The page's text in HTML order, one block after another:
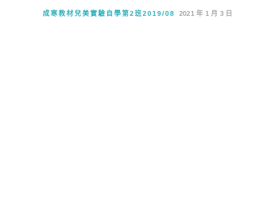
成寒教材兒美實驗自學第2班2019/08 2021 年 1 月 3 日